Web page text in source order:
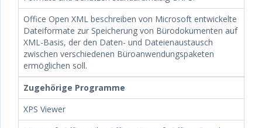
Office Open XML beschreiben von Microsoft entwickelte
Dateiformate zur Speicherung von Bürodokumenten auf
XML-Basis, der den Daten- und Dateienaustausch
zwischen verschiedenen Büroanwendungspaketen
ermöglichen soll.
Zugehörige Programme
XPS Viewer